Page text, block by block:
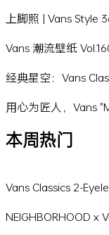
上脚照 | Vans Style
Vans 潮流壁纸
经典星空：Vans
用心为匠人，Vans
本周热门
Vans Classics 2-
NEIGHBORHOOD x